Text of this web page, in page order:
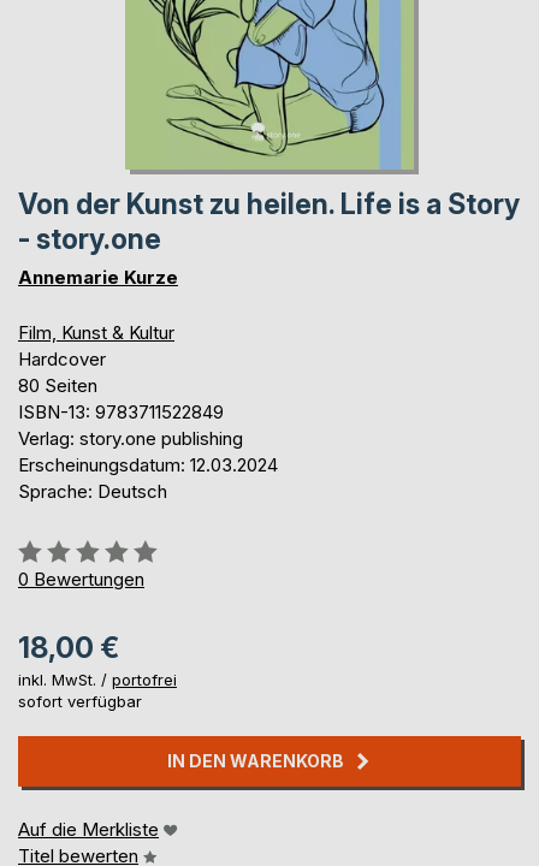
Von der Kunst zu heilen. Life is a Story
- story.one
Annemarie Kurze
Film, Kunst & Kultur
Hardcover
80 Seiten
ISBN-13: 9783711522849
Verlag: story.one publishing
Erscheinungsdatum: 12.03.2024
Sprache: Deutsch
Bewertung::
0%
0 Bewertungen
18,00 €
inkl. MwSt. / portofrei
sofort verfügbar
IN DEN WARENKORB
Auf die Merkliste
Titel bewerten